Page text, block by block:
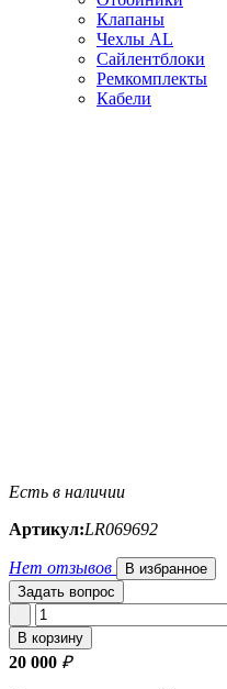
Клапаны
Чехлы AL
Сайлентблоки
Ремкомплекты
Кабели
Есть в наличии
Артикул:LR069692
Нет отзывов
В избранное
Задать вопрос
В корзину
20 000 ₽